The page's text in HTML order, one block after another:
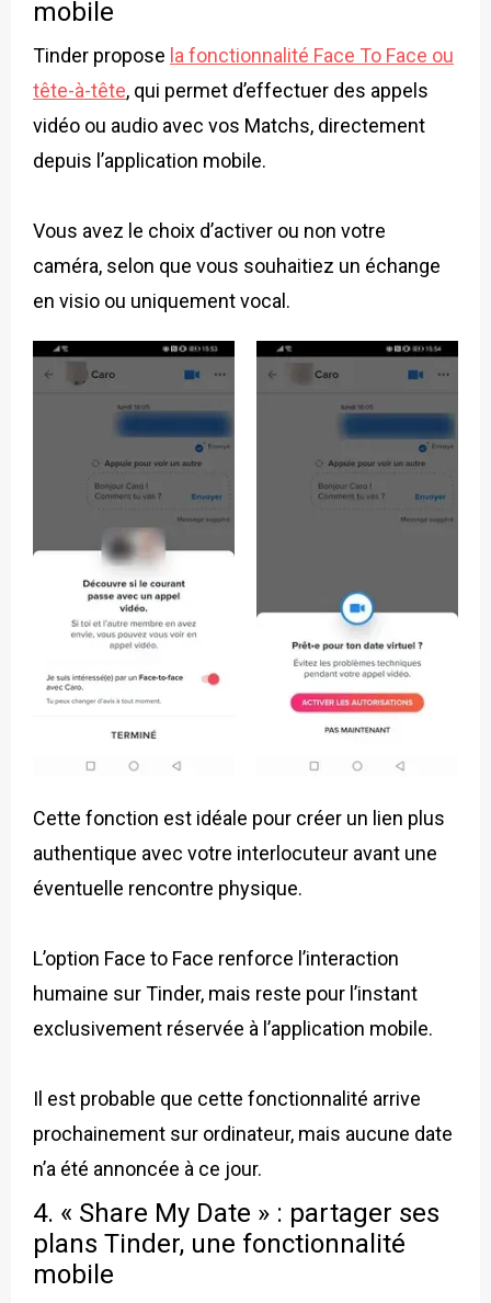
mobile
Tinder propose la fonctionnalité Face To Face ou
tête-à-tête, qui permet d’effectuer des appels
vidéo ou audio avec vos Matchs, directement
depuis l’application mobile.
Vous avez le choix d’activer ou non votre
caméra, selon que vous souhaitiez un échange
en visio ou uniquement vocal.
Cette fonction est idéale pour créer un lien plus
authentique avec votre interlocuteur avant une
éventuelle rencontre physique.
L’option Face to Face renforce l’interaction
humaine sur Tinder, mais reste pour l’instant
exclusivement réservée à l’application mobile.
Il est probable que cette fonctionnalité arrive
prochainement sur ordinateur, mais aucune date
n’a été annoncée à ce jour.
4. « Share My Date » : partager ses
plans Tinder, une fonctionnalité
mobile